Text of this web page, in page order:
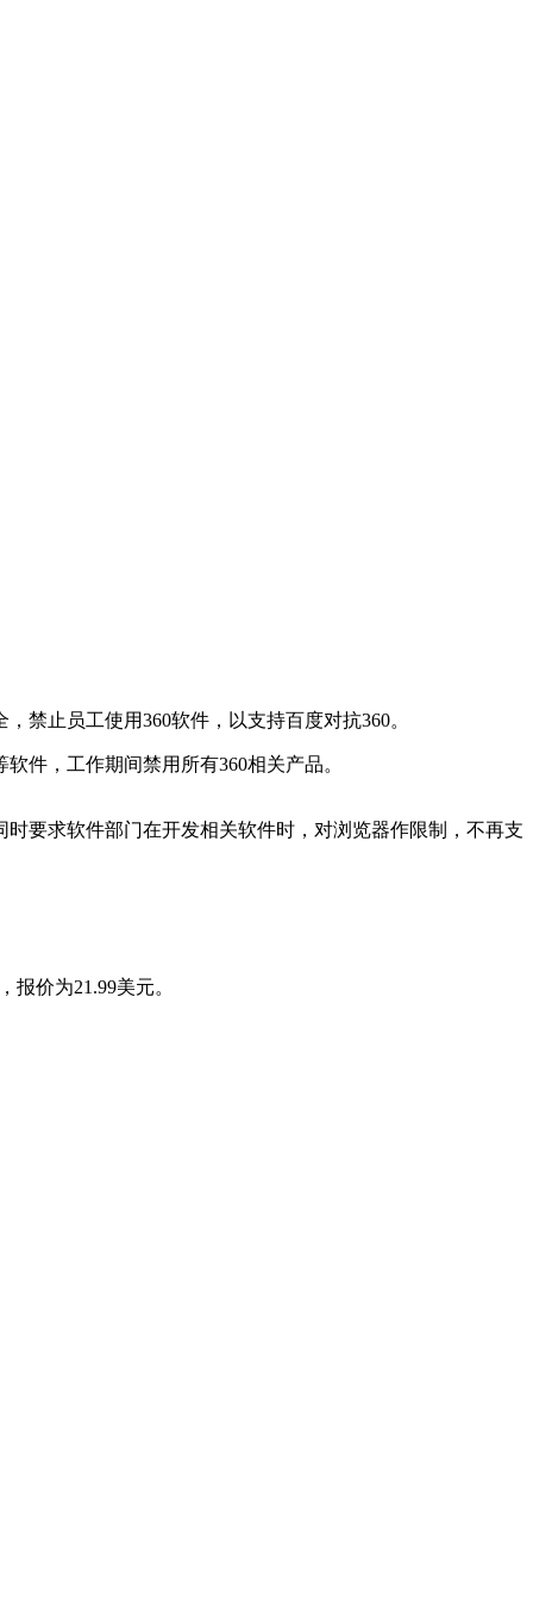
禁止员工使用360软件，以支持百度对抗360。
件，工作期间禁用所有360相关产品。
要求软件部门在开发相关软件时，对浏览器作限制，不再支
价为21.99美元。